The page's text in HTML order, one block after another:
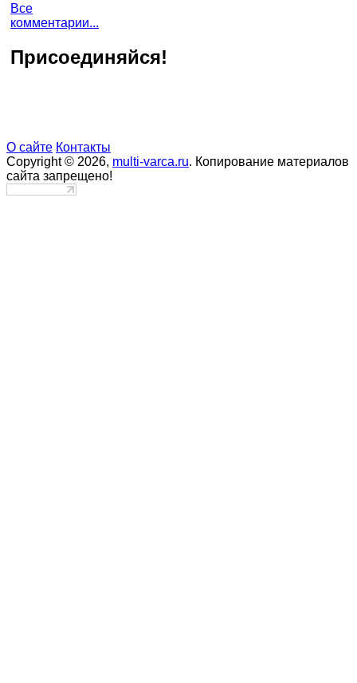
Все
комментарии...
Присоединяйся!
О сайте Контакты
Copyright © 2026, multi-varca.ru. Копирование материалов
сайта запрещено!